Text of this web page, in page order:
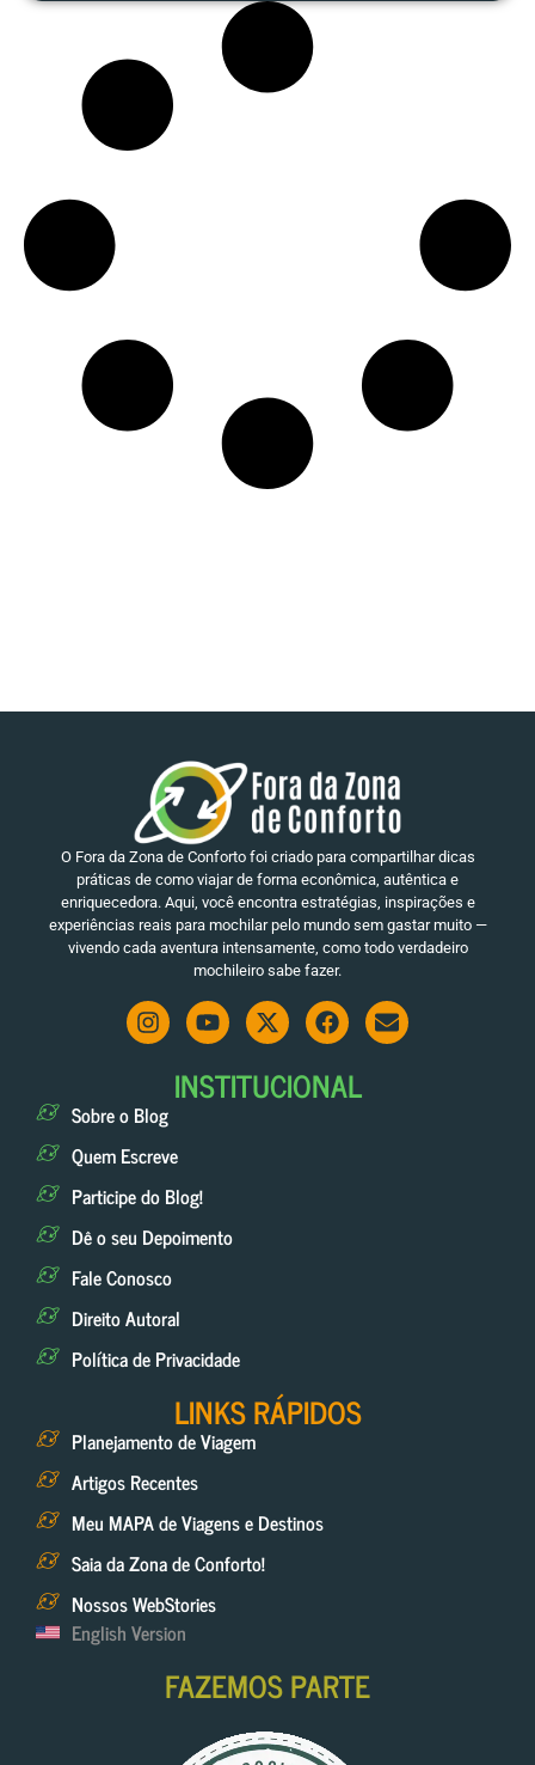
O Fora da Zona de Conforto foi criado para compartilhar dicas
práticas de como viajar de forma econômica, autêntica e
enriquecedora. Aqui, você encontra estratégias, inspirações e
experiências reais para mochilar pelo mundo sem gastar muito —
vivendo cada aventura intensamente, como todo verdadeiro
mochileiro sabe fazer.
INSTITUCIONAL
Sobre o Blog
Quem Escreve
Participe do Blog!
Dê o seu Depoimento
Fale Conosco
Direito Autoral
Política de Privacidade
LINKS RÁPIDOS
Planejamento de Viagem
Artigos Recentes
Meu MAPA de Viagens e Destinos
Saia da Zona de Conforto!
Nossos WebStories
English Version
FAZEMOS PARTE